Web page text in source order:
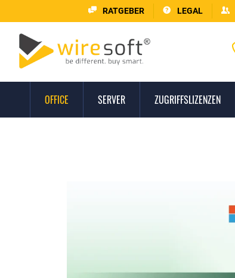
RATGEBER LEGAL
OFFICE SERVER ZUGRIFFSLIZENZEN